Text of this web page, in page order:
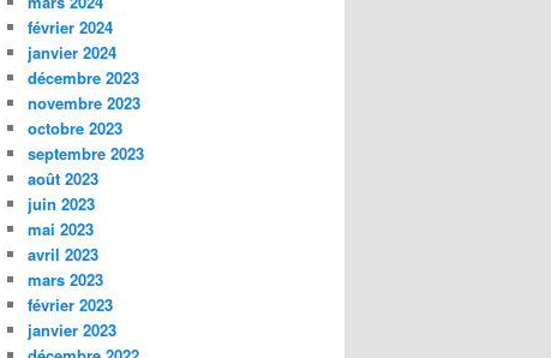
février 2024
janvier 2024
décembre 2023
novembre 2023
octobre 2023
septembre 2023
août 2023
juin 2023
mai 2023
avril 2023
mars 2023
février 2023
janvier 2023